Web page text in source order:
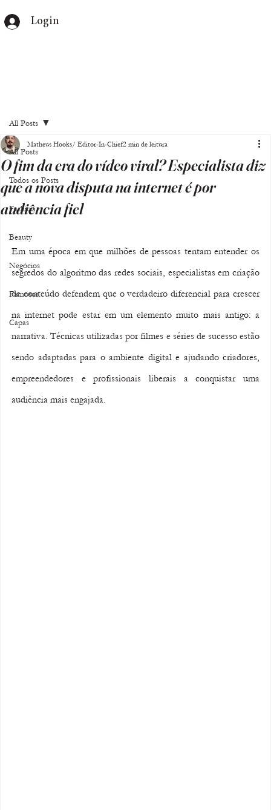
Login
All Posts
Todos os Posts
Fashion
Beauty
Negócios
Famosos
Capas
All Posts
O fim da era do vídeo viral? Especialista diz
que a nova disputa na internet é por
audiência fiel
Matheus Hooks/ Editor-In-Chief2 min de leitura
Em uma época em que milhões de pessoas tentam entender os
segredos do algoritmo das redes sociais, especialistas em criação
de conteúdo defendem que o verdadeiro diferencial para crescer
na internet pode estar em um elemento muito mais antigo: a
narrativa. Técnicas utilizadas por filmes e séries de sucesso estão
sendo adaptadas para o ambiente digital e ajudando criadores,
empreendedores e profissionais liberais a conquistar uma
audiência mais engajada.